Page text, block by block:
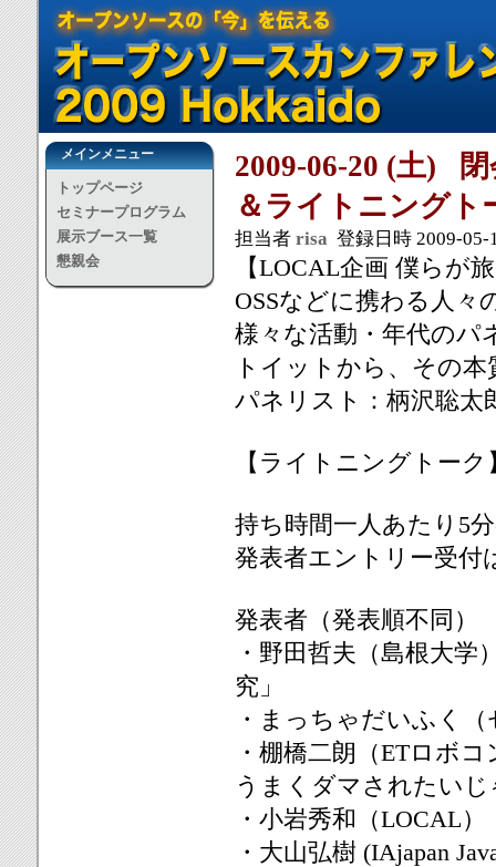
メインメニュー
トップページ
セミナープログラム
展示ブース一覧
懇親会
2009-06-20 (土)
＆ライトニングト
担当者 risa 登録日時 2009-05-
【LOCAL企画 僕らが
OSSなどに携わる人
様々な活動・年代のパ
トイットから、その
パネリスト：柄沢聡太
【ライトニングトーク
持ち時間一人あたり5
発表者エントリー受付
発表者（発表順不同）
・野田哲夫（島根大
究」
・まっちゃだいふく
・棚橋二朗（ETロボ
うまくダマされたいじ
・小岩秀和（LOCAL
・大山弘樹 (IAjapan